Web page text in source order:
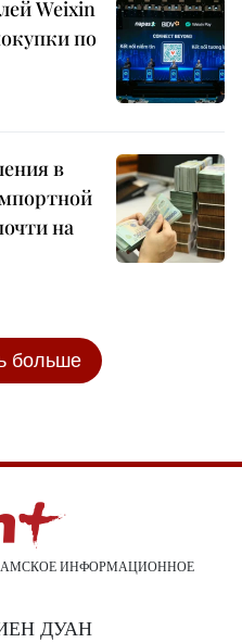
Weixin
по
в
на
больше
ИНФОРМАЦИОННОЕ
ДУАН